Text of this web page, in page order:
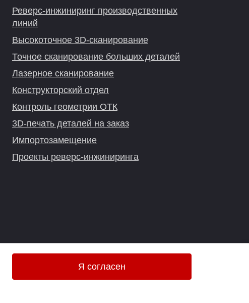
Реверс-инжиниринг производственных
линий
Высокоточное 3D-сканирование
Точное сканирование больших деталей
Лазерное сканирование
Конструкторский отдел
Контроль геометрии ОТК
3D-печать деталей на заказ
Импортозамещение
Проекты реверс-инжиниринга
Онлайн-консультация
Я согласен